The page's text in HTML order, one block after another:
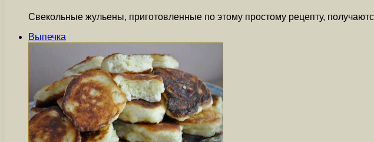
Свекольные жульены, приготовленные по этому простому рецепту,
Выпечка